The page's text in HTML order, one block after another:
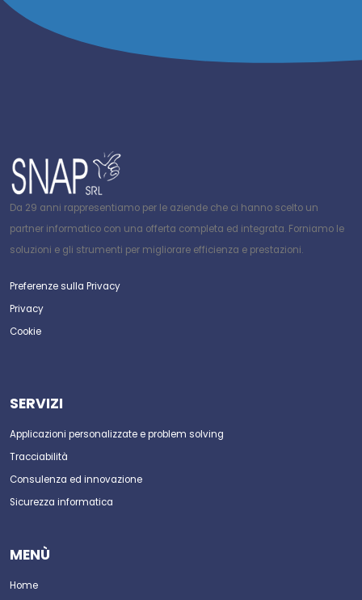
Da 29 anni rappresentiamo per le aziende che ci hanno scelto un
partner informatico con una offerta completa ed integrata. Forniamo le
soluzioni e gli strumenti per migliorare efficienza e prestazioni.
Preferenze sulla Privacy
Privacy
Cookie
SERVIZI
Applicazioni personalizzate e problem solving
Tracciabilità
Consulenza ed innovazione
Sicurezza informatica
MENÙ
Home